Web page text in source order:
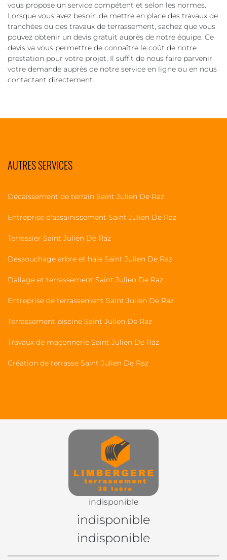
vous propose un service compétent et selon les normes.
Lorsque vous avez besoin de mettre en place des travaux de
tranchées ou des travaux de terrassement, sachez que vous
pouvez obtenir un devis gratuit auprès de notre équipe. Ce
devis va vous permettre de connaître le coût de notre
prestation pour votre projet. Il suffit de nous faire parvenir
votre demande auprès de notre service en ligne ou en nous
contactant directement.
AUTRES SERVICES
Décaissement de terrain Saint Julien De Raz
Entreprise d'assainissement Saint Julien De Raz
Terrassier Saint Julien De Raz
Dessouchage arbre et haie Saint Julien De Raz
Dallage et terrassement Saint Julien De Raz
Entreprise de terrassement Saint Julien De Raz
Terrassement piscine Saint Julien De Raz
Travaux de maçonnerie Saint Julien De Raz
Création de terrasse Saint Julien De Raz
indisponible
indisponible
indisponible